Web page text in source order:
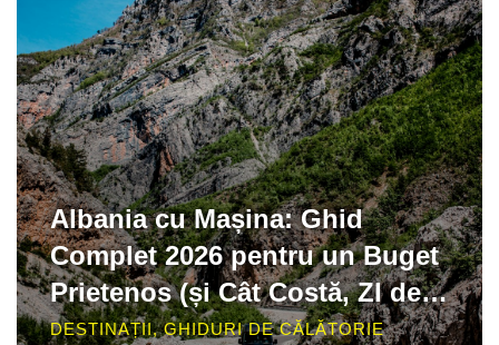
Albania cu Mașina: Ghid
Complet 2026 pentru un Buget
Prietenos (și Cât Costă, ZI de
ZI!)
DESTINAȚII,GHIDURI DE CĂLĂTORIE